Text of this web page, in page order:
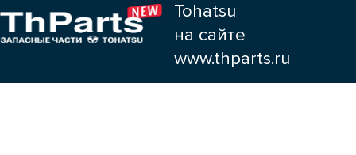
Tohatsu
на сайте
www.thparts.ru